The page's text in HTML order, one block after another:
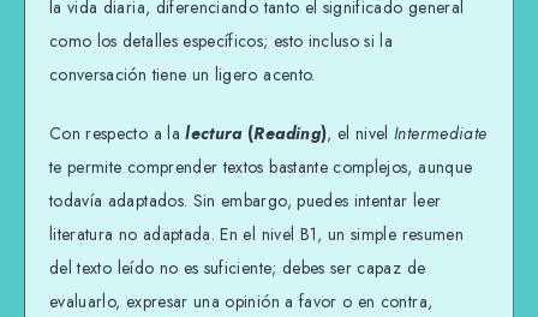
la vida diaria, diferenciando tanto el significado general
como los detalles específicos; esto incluso si la
conversación tiene un ligero acento.
Con respecto a lalectura(Reading), el nivelIntermediate
te permite comprender textos bastante complejos, aunque
todavía adaptados. Sin embargo, puedes intentar leer
literatura no adaptada. En el nivel B1, un simple resumen
del texto leído no es suficiente; debes ser capaz de
evaluarlo, expresar una opinión a favor o en contra,